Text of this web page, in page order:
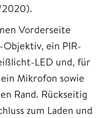
2020).
Vorderseite
ein PIR-
LED und, für
Mikrofon sowie
Rand. Rückseitig
zum Laden und